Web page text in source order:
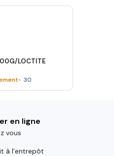
LOCTITE
30
en ligne
vous
à l’entrepôt